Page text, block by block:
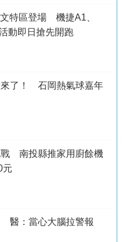
特區登場 機捷A1、
動即日搶先開跑
來了！ 石岡熱氣球嘉年
戰 南投縣推家用廚餘機
元
醫：當心大腦拉警報